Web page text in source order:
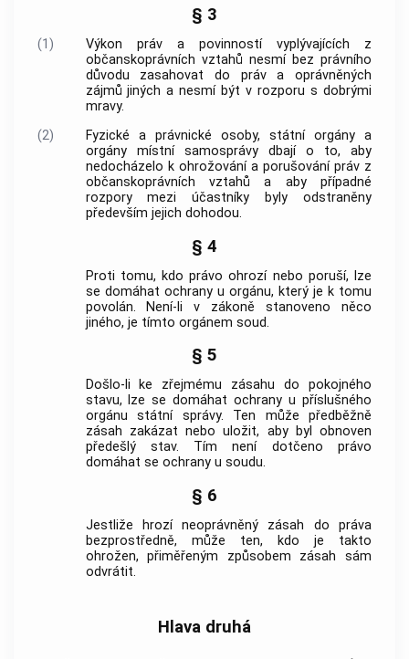
§ 3
(1)
Výkon práv a povinností vyplývajících z
občanskoprávních vztahů nesmí bez právního
důvodu zasahovat do práv a oprávněných
zájmů jiných a nesmí být v rozporu s dobrými
mravy.
(2)
Fyzické a právnické osoby, státní orgány a
orgány místní samosprávy dbají o to, aby
nedocházelo k ohrožování a porušování práv z
občanskoprávních vztahů a aby případné
rozpory mezi účastníky byly odstraněny
především jejich dohodou.
§ 4
Proti tomu, kdo právo ohrozí nebo poruší, lze
se domáhat ochrany u orgánu, který je k tomu
povolán. Není-li v zákoně stanoveno něco
jiného, je tímto orgánem soud.
§ 5
Došlo-li ke zřejmému zásahu do pokojného
stavu, lze se domáhat ochrany u příslušného
orgánu státní správy. Ten může předběžně
zásah zakázat nebo uložit, aby byl obnoven
předešlý stav. Tím není dotčeno právo
domáhat se ochrany u soudu.
§ 6
Jestliže hrozí neoprávněný zásah do práva
bezprostředně, může ten, kdo je takto
ohrožen, přiměřeným způsobem zásah sám
odvrátit.
Hlava druhá